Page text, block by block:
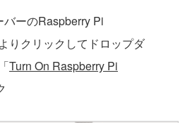
ーのRaspberry Pi
りクリックしてドロップダ
Turn On Raspberry Pi